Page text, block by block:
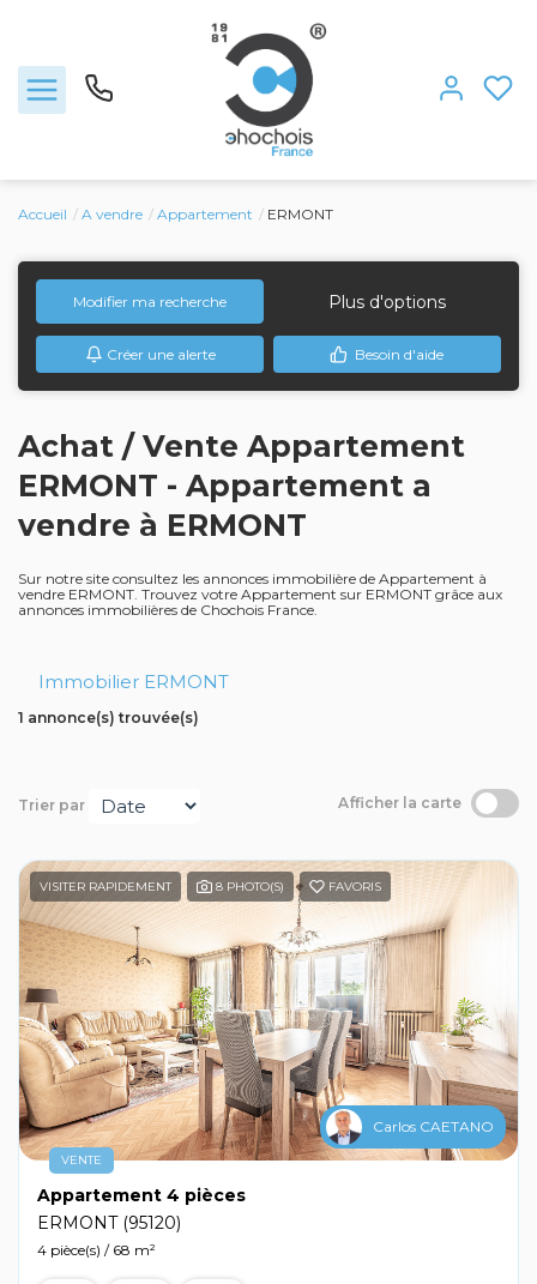
Nous rejoindre
Locations
Estimation
L'agence
Avis clients
Accueil A vendre Appartement ERMONT
Modifier ma recherche Plus d'options
Créer une alerte Besoin d'aide
Achat / Vente Appartement
ERMONT - Appartement a
vendre à ERMONT
Sur notre site consultez les annonces immobilière de Appartement à
vendre ERMONT. Trouvez votre Appartement sur ERMONT grâce aux
annonces immobilières de Chochois France.
Immobilier ERMONT
1 annonce(s) trouvée(s)
Trier par Afficher la carte
VISITER RAPIDEMENT 8 PHOTO(S) FAVORIS
Carlos CAETANO
VENTE
Appartement 4 pièces
ERMONT (95120)
4 pièce(s) / 68 m²